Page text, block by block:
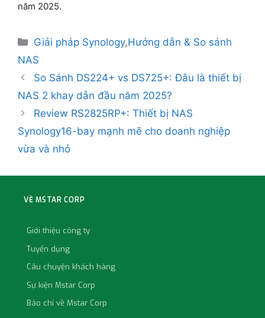
năm 2025.
Giải pháp Synology,Hướng dẫn & So sánh
NAS
So Sánh DS224+ vs DS725+: Đâu là thiết bị
NAS 2 khay dẫn đầu năm 2025?
Review RS2825RP+: Thiết bị NAS
Synology16-bay mạnh mẽ cho doanh nghiệp
vừa và nhỏ
VỀ MSTAR CORP
Giới thiệu công ty
Tuyển dụng
Câu chuyện khách hàng
Sự kiện Mstar Corp
Báo chí về Mstar Corp